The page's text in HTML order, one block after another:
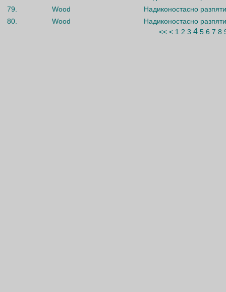
79.
Wood
Надиконостасно
80.
Wood
Надиконостасно
<< < 1 2 3 4 5 6 7 8